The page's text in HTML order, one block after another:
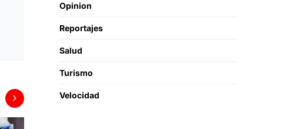
Opinion
Reportajes
Salud
Turismo
Velocidad